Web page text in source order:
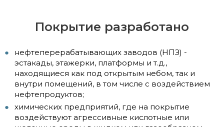
Покрытие разработано
нефтеперерабатывающих заводов (НПЗ) -
эстакады, этажерки, платформы и т.д.,
находящиеся как под открытым небом, так и
внутри помещений, в том числе с воздействием
нефтепродуктов;
химических предприятий, где на покрытие
воздействуют агрессивные кислотные или